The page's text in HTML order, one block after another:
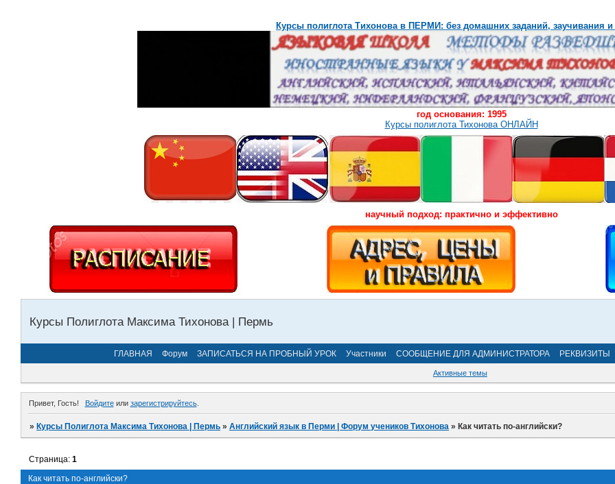
Курсы полиглота Тихонова в ПЕРМИ: без домашних заданий, заучивания и
год основания: 1995
Курсы полиглота Тихонова ОНЛАЙН
научный подход: практично и эффективно
Курсы Полиглота Максима Тихонова | Пермь
ГЛАВНАЯ Форум ЗАПИСАТЬСЯ НА ПРОБНЫЙ УРОК Участники СООБЩЕНИЕ ДЛЯ АДМИНИСТРАТОРА РЕКВИЗИТЫ
Активные темы
Привет, Гость! Войдитеили зарегистрируйтесь.
»Курсы Полиглота Максима Тихонова | Пермь »Английский язык в Перми | Форум учеников Тихонова »Как читать по-английски?
Как читать по-английски?
Страница:1